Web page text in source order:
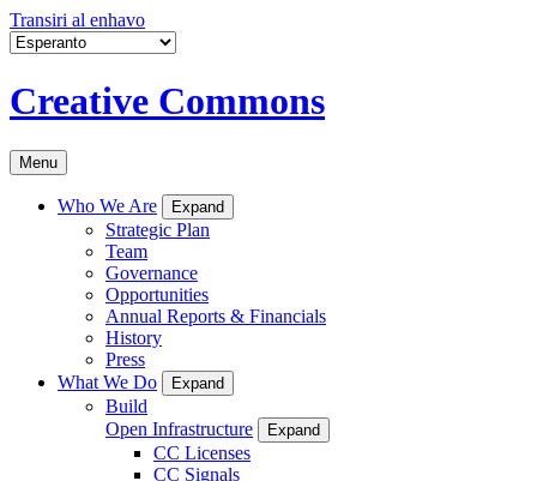
Transiri al enhavo
Creative Commons
Menu
Who We Are Expand
Strategic Plan
Team
Governance
Opportunities
Annual Reports & Financials
History
Press
What We Do
Expand
Build
Open Infrastructure
Expand
CC Licenses
CC Signals